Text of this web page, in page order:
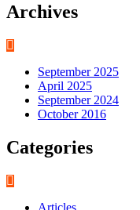
Archives
September 2025
April 2025
September 2024
October 2016
Categories
Articles